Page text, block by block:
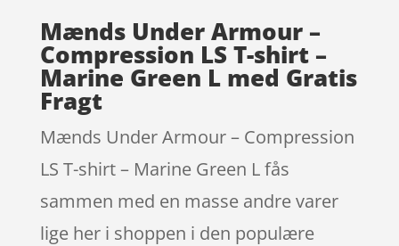
Mænds Under Armour –
Compression LS T-shirt –
Marine Green L med Gratis
Fragt
Mænds Under Armour – Compression
LS T-shirt – Marine Green L fås
sammen med en masse andre varer
lige her i shoppen i den populære